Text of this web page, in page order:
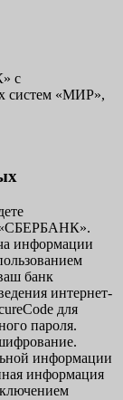
с
систем «МИР»,
«СБЕРБАНК».
информации
банк
интернет-
для
пароля.
информации
информация